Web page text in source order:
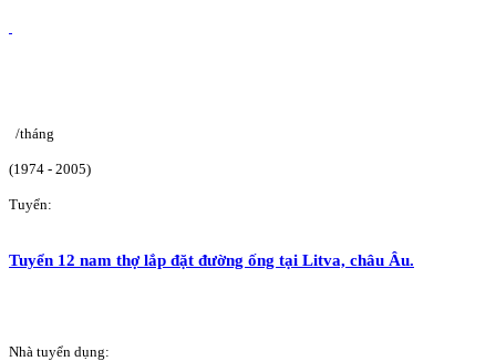
/tháng
(1974 - 2005)
Tuyển:
Tuyển 12 nam thợ lắp đặt đường ống tại Litva, châu Âu.
Nhà tuyển dụng: